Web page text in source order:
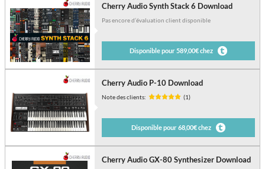
Cherry Audio Synth Stack 6 Download
Pas encore d’évaluation client disponible
Disponible pour 589,00€ chez
Cherry Audio P-10 Download
Note des clients: (1)
Disponible pour 68,00€ chez
Cherry Audio GX-80 Synthesizer Download